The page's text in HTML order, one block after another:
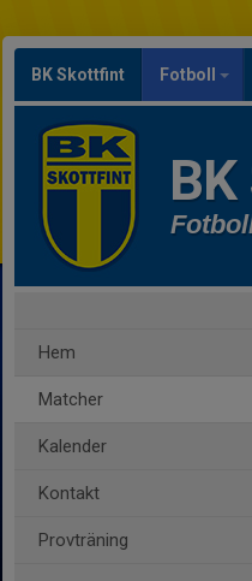
BK Skottfint Fotboll
Hem
Matcher
Kalender
Kontakt
Provträning